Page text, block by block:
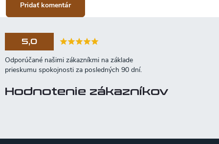
Pridať komentár
5,0
Hodnotenie zákazníkov